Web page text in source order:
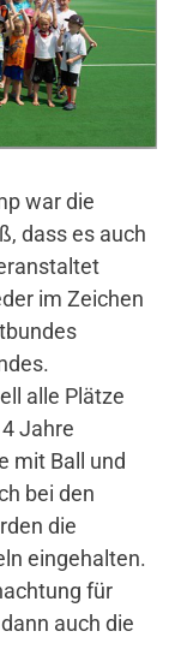
war die
dass es auch
im Zeichen
alle Plätze
Jahre
mit Ball und
bei den
die
eingehalten.
für
auch die